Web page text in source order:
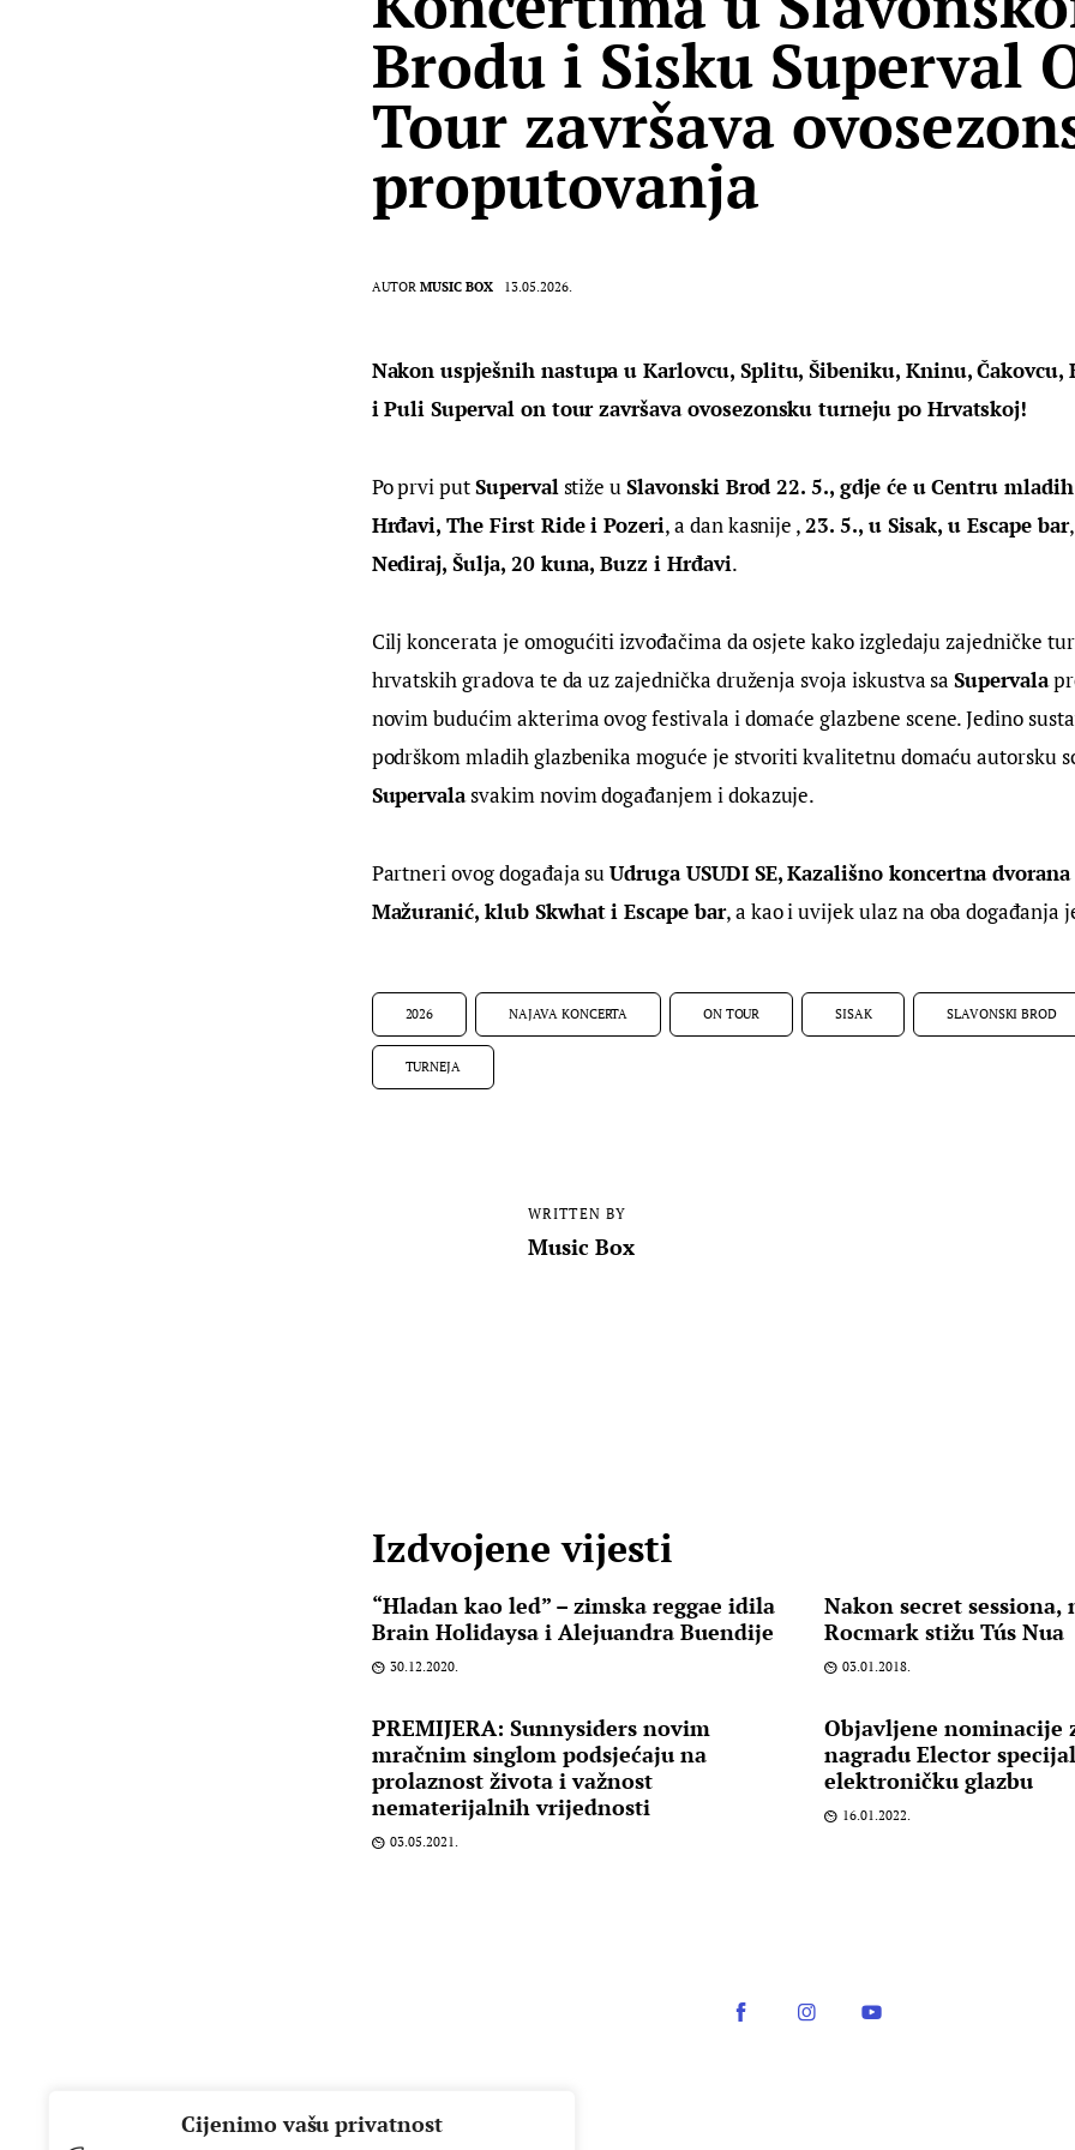
Cijenimo vašu privatnost
Brodu i Sisku Superval
Tour završava
proputovanja
AUTOR MUSIC BOX 13.05.2026.
Nakon uspješnih nastupa u Karlovcu, Splitu, Šibeniku, Kninu,
i Puli Superval on tour završava ovosezonsku turneju po Hrvatskoj!
Po prvi put Superval stiže u Slavonski Brod 22. 5., gdje će u Centru mladih
Hrđavi, The First Ride i Pozeri, a dan kasnije , 23. 5., u Sisak, u Escape bar
Nediraj, Šulja, 20 kuna, Buzz i Hrđavi.
Cilj koncerata je omogućiti izvođačima da osjete kako izgledaju zajedničke
hrvatskih gradova te da uz zajednička druženja svoja iskustva sa Supervala
novim budućim akterima ovog festivala i domaće glazbene scene. Jedino
podrškom mladih glazbenika moguće je stvoriti kvalitetnu domaću autorsku
Supervala svakim novim događanjem i dokazuje.
Partneri ovog događaja su Udruga USUDI SE, Kazališno koncertna
Mažuranić, klub Skwhat i Escape bar, a kao i uvijek ulaz na oba događanja
2026 NAJAVA KONCERTA ON TOUR SISAK SLAVONSKI BROD
TURNEJA
WRITTEN BY
Music Box
Izdvojene vijesti
“Hladan kao led” – zimska reggae idila
Brain Holidaysa i Alejuandra Buendije
30.12.2020.
Nakon secret
Rocmark stižu Tús Nua
03.01.2018.
PREMIJERA: Sunnysiders novim
mračnim singlom podsjećaju na
prolaznost života i važnost
nematerijalnih vrijednosti
03.05.2021.
Objavljene nominacije
nagradu Elector
elektroničku glazbu
16.01.2022.